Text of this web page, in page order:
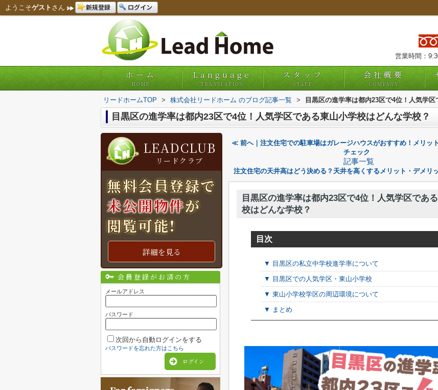
ようこそゲスト さん 新規登録 ログイン
営業時間：
ホーム
HOME
Language
TRANSLATION
スタッフ
STAFF
会社概要
COMPANY
リードホームTOP > 株式会社リードホーム のブログ記事一覧 > 目黒区の進学率は都内23区で4位！人気学
目黒区の進学率は都内23区で4位！人気学区である東山小学校はどんな学校？
≪ 前へ｜注文住宅での駐車場はガレージハウスがおすすめ！メリッ
チェック
記事一覧
注文住宅の天井高はどう決める？天井を高くするメリット・デメリ
目黒区の進学率は都内23区で4位！人気学区であ
校はどんな学校？
目次
▼ 目黒区の私立中学校進学率について
▼ 目黒区での人気学区・東山小学校
▼ 東山小学校学区の周辺環境について
▼ まとめ
LEADCLUB
リードクラブ
無料会員登録で
未公開物件が
閲覧可能!
詳細を見る
会員登録がお済の方
メールアドレス
パスワード
次回から自動ログインをする
パスワードを忘れた方はこちら
ログイン